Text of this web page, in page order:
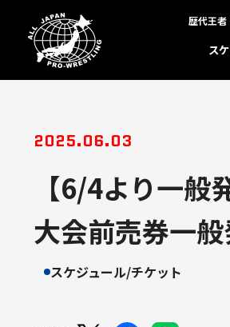
歴代王者
ス
2025.06.03
【6/4より一
大会前売券一
スケジュール/チケット